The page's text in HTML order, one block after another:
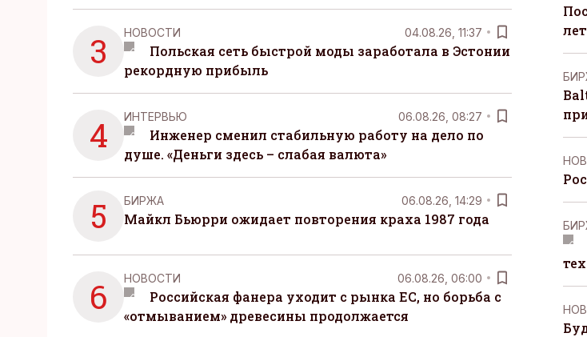
3 НОВОСТИ 04.08.26, 11:37
Польская сеть быстрой моды заработала в Эстонии
рекордную прибыль
4 ИНТЕРВЬЮ 06.08.26, 08:27
Инженер сменил стабильную работу на дело по
душе. «Деньги здесь – слабая валюта»
5 БИРЖА 06.08.26, 14:29
Майкл Бьюрри ожидает повторения краха 1987 года
6 НОВОСТИ 06.08.26, 06:00
Российская фанера уходит с рынка ЕС, но борьба с
«отмыванием» древесины продолжается